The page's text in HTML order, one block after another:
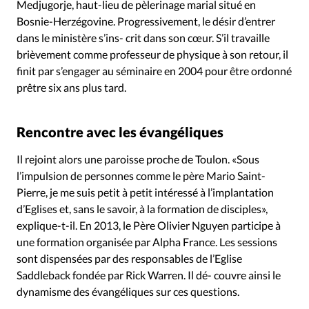
Medjugorje, haut-lieu de pèlerinage marial situé en
Bosnie-Herzégovine. Progressivement, le désir d’entrer
dans le ministère s’ins- crit dans son cœur. S’il travaille
brièvement comme professeur de physique à son retour, il
finit par s’engager au séminaire en 2004 pour être ordonné
prêtre six ans plus tard.
Rencontre avec les évangéliques
Il rejoint alors une paroisse proche de Toulon. «Sous
l’impulsion de personnes comme le père Mario Saint-
Pierre, je me suis petit à petit intéressé à l’implantation
d’Eglises et, sans le savoir, à la formation de disciples»,
explique-t-il. En 2013, le Père Olivier Nguyen participe à
une formation organisée par Alpha France. Les sessions
sont dispensées par des responsables de l’Eglise
Saddleback fondée par Rick Warren. Il dé- couvre ainsi le
dynamisme des évangéliques sur ces questions.